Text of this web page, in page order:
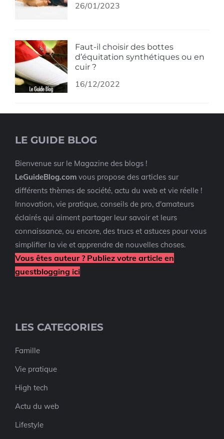
26/01/2023
Faut-il choisir des bottes
d’équitation synthétiques ou en
cuir ?
16/12/2022
LE GUIDE BLOG
Bienvenue sur le Magazine des blogs !
LeGuideBlog.com vous propose des articles sur
différents thèmes de société, actu du web et vie réelle !
Innovation, vie pratique, conseils de pro, d'amateurs
éclairés qui aiment partager leur savoir et leurs
connaissance, ou encore, des trucs et astuces pour vous
simplifier la vie et apprendre de nouvelles choses.
Vous êtes auteur ? Publiez votre article en
guestblogging ici
LES CATEGORIES
Famille
Vie pratique
High tech
Actu du web
Lifestyle